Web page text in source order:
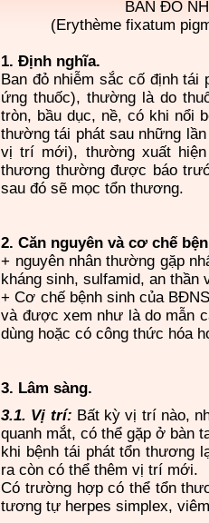
BAN ĐỎ
(Erythème fixatum
1. Định nghĩa.
Ban đỏ nhiễm sắc cố định
ứng thuốc), thường là do
tròn, bầu dục, nề, có khi nổi
thường tái phát sau những
vị trí mới), thường xuất
thương thường được báo
sau đó sẽ mọc tổn thương.
2. Căn nguyên và cơ chế
+ nguyên nhân thường gặp
kháng sinh, sulfamid, an thần
+ Cơ chế bệnh sinh của
và được xem như là do mẫn
dùng hoặc có công thức hóa
3. Lâm sàng.
3.1. Vị trí: Bất kỳ vị trí nào,
quanh mắt, có thể gặp ở bàn
khi bệnh tái phát tổn thương
ra còn có thể thêm vị trí mới.
Có trường hợp có thể tổn
tương tự herpes simplex,